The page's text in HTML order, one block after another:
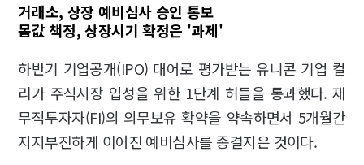
거래소, 상장 예비심사 승인 통보
몸값 책정, 상장시기 확정은 '과제'
하반기 기업공개(IPO) 대어로 평가받는 유니콘 기업 컬
리가 주식시장 입성을 위한 1단계 허들을 통과했다. 재
무적투자자(FI)의 의무보유 확약을 약속하면서 5개월간
지지부진하게 이어진 예비심사를 종결지은 것이다.